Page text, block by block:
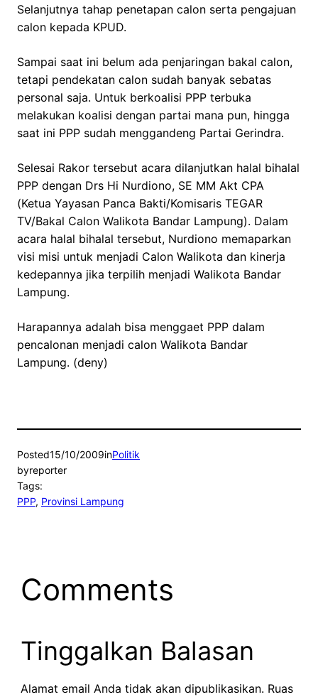
Selanjutnya tahap penetapan calon serta pengajuan
calon kepada KPUD.
Sampai saat ini belum ada penjaringan bakal calon,
tetapi pendekatan calon sudah banyak sebatas
personal saja. Untuk berkoalisi PPP terbuka
melakukan koalisi dengan partai mana pun, hingga
saat ini PPP sudah menggandeng Partai Gerindra.
Selesai Rakor tersebut acara dilanjutkan halal bihalal
PPP dengan Drs Hi Nurdiono, SE MM Akt CPA
(Ketua Yayasan Panca Bakti/Komisaris TEGAR
TV/Bakal Calon Walikota Bandar Lampung). Dalam
acara halal bihalal tersebut, Nurdiono memaparkan
visi misi untuk menjadi Calon Walikota dan kinerja
kedepannya jika terpilih menjadi Walikota Bandar
Lampung.
Harapannya adalah bisa menggaet PPP dalam
pencalonan menjadi calon Walikota Bandar
Lampung. (deny)
Posted15/10/2009inPolitik
byreporter
Tags:
PPP, Provinsi Lampung
Comments
Tinggalkan Balasan
Alamat email Anda tidak akan dipublikasikan. Ruas